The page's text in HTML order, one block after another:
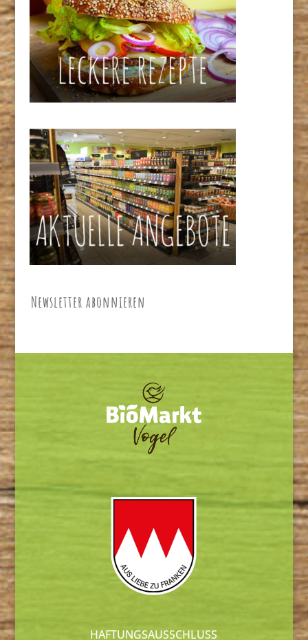
Newsletter abonnieren
HAFTUNGSAUSSCHLUSS